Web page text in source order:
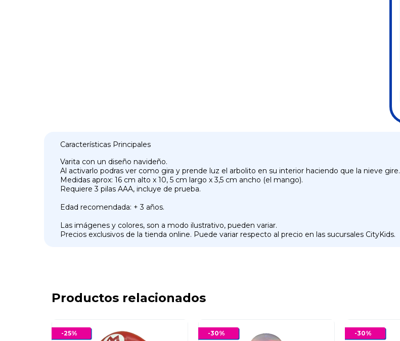
Características Principales
Varita con un diseño navideño.
Al activarlo podras ver como gira y prende luz el arbolito en su interior haciendo que la nieve gire.
Medidas aprox: 16 cm alto x 10, 5 cm largo x 3,5 cm ancho (el mango).
Requiere 3 pilas AAA, incluye de prueba.
Edad recomendada: + 3 años.
Las imágenes y colores, son a modo ilustrativo, pueden variar.
Precios exclusivos de la tienda online. Puede variar respecto al precio en las sucursales CityKids.
Productos relacionados
-25% -30% -30%